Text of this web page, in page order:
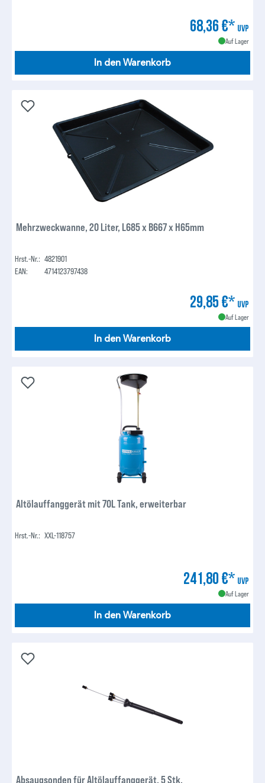
68,36 €* UVP
Auf Lager
In den Warenkorb
Mehrzweckwanne, 20 Liter, L685 x B667 x H65mm
Hrst.-Nr.: 4821901
EAN:
4714123797438
29,85 €* UVP
Auf Lager
In den Warenkorb
Altölauffanggerät mit 70L Tank, erweiterbar
Hrst.-Nr.: XXL-118757
241,80 €* UVP
Auf Lager
In den Warenkorb
Absaugsonden für Altölauffanggerät, 5 Stk.